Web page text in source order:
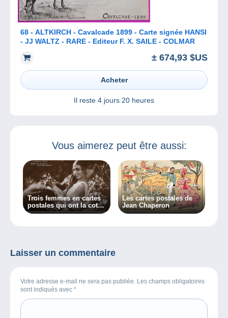
68 - ALTKIRCH - Cavalcade 1899 - Carte signée HANSI
- JJ WALTZ - RARE - Editeur F. X. SAILE - COLMAR
± 674,93 $US
Acheter
Il reste 4 jours 20 heures
Vous aimerez peut être aussi:
Trois femmes en cartes
postales qui ont la cote !
Devinerez-vous qui ?
Les cartes postales de
Jean Chaperon
Laisser un commentaire
Votre adresse e-mail ne sera pas publiée. Les champs obligatoires
sont indiqués avec *